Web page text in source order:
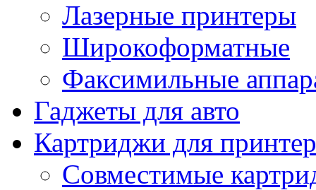
Лазерные принтеры
Широкоформатные
Факсимильные
Гаджеты для авто
Картриджи для
Совместимые